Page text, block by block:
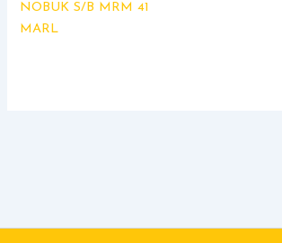
NOBUK S/B MRM 41
MARL